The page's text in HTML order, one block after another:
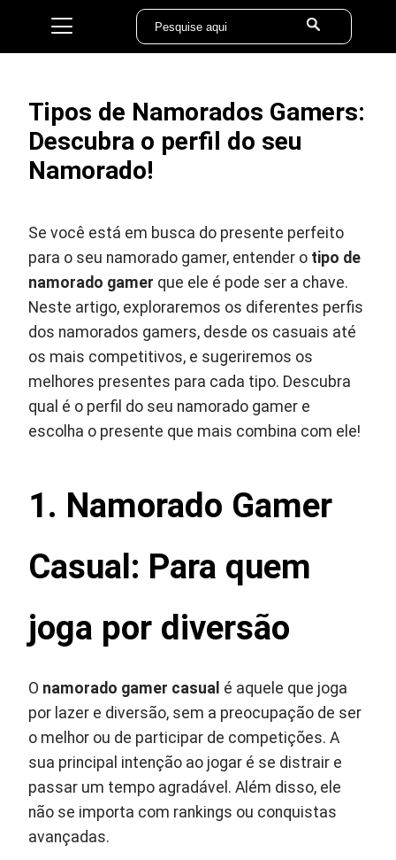
Tipos de Namorados Gamers:
Descubra o perfil do seu
Namorado!
Se você está em busca do presente perfeito
para o seu namorado gamer, entender o tipo de
namorado gamer que ele é pode ser a chave.
Neste artigo, exploraremos os diferentes perfis
dos namorados gamers, desde os casuais até
os mais competitivos, e sugeriremos os
melhores presentes para cada tipo. Descubra
qual é o perfil do seu namorado gamer e
escolha o presente que mais combina com ele!
1. Namorado Gamer
Casual: Para quem
joga por diversão
O namorado gamer casual é aquele que joga
por lazer e diversão, sem a preocupação de ser
o melhor ou de participar de competições. A
sua principal intenção ao jogar é se distrair e
passar um tempo agradável. Além disso, ele
não se importa com rankings ou conquistas
avançadas.